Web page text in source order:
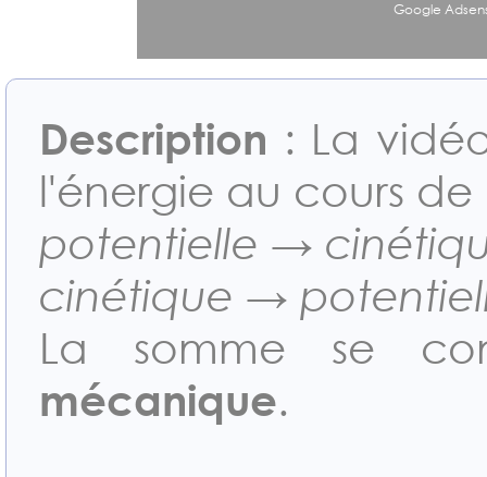
Google
Description : La
l'énergie au cours
potentielle →
cinétique →
La somme se
mécanique.